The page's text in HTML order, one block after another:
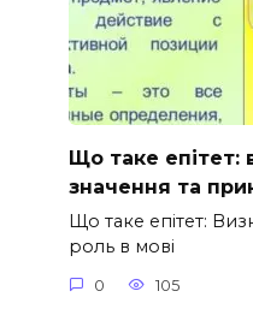
Що таке епітет:
значення та
Що таке епітет:
роль в мові
0 105